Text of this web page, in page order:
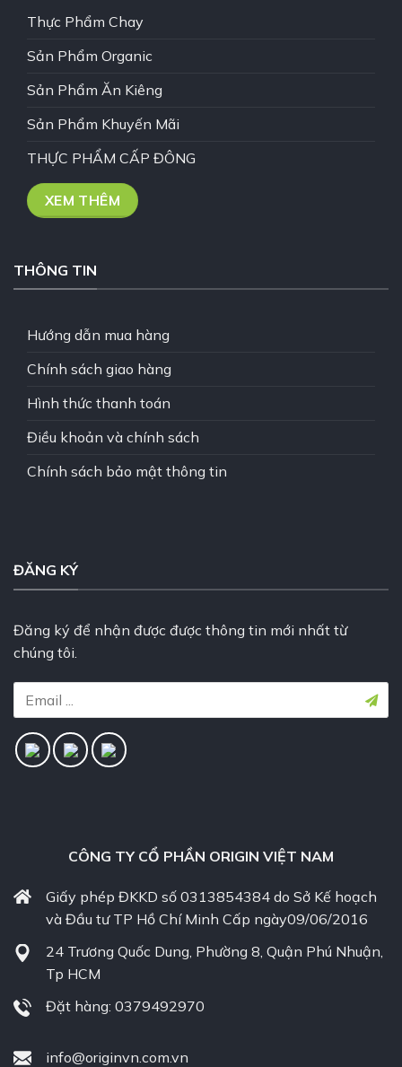
Thực Phẩm Chay
Sản Phẩm Organic
Sản Phẩm Ăn Kiêng
Sản Phẩm Khuyến Mãi
THỰC PHẨM CẤP ĐÔNG
XEM THÊM
THÔNG TIN
Hướng dẫn mua hàng
Chính sách giao hàng
Hình thức thanh toán
Điều khoản và chính sách
Chính sách bảo mật thông tin
ĐĂNG KÝ
Đăng ký để nhận được được thông tin mới nhất từ
chúng tôi.
CÔNG TY CỔ PHẦN ORIGIN VIỆT NAM
Giấy phép ĐKKD số 0313854384 do Sở Kế hoạch
và Đầu tư TP Hồ Chí Minh Cấp ngày09/06/2016
24 Trương Quốc Dung, Phường 8, Quận Phú Nhuận,
Tp HCM
Đặt hàng: 0379492970
info@originvn.com.vn